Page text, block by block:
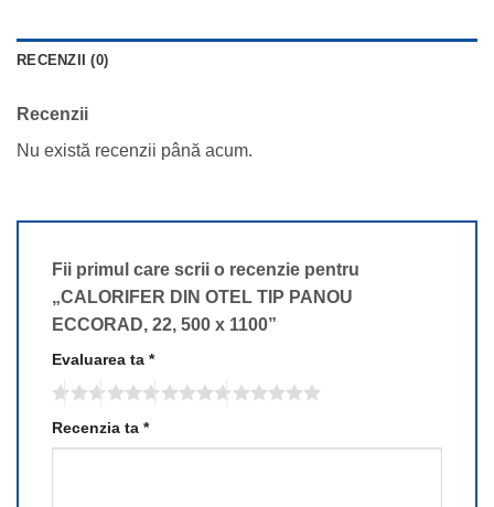
RECENZII (0)
Recenzii
Nu există recenzii până acum.
Fii primul care scrii o recenzie pentru
„CALORIFER DIN OTEL TIP PANOU
ECCORAD, 22, 500 x 1100”
Evaluarea ta *
Recenzia ta *